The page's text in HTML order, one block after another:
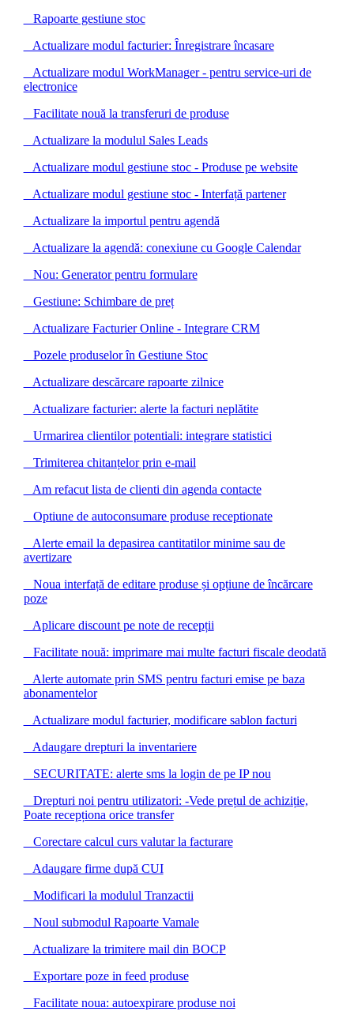
Rapoarte gestiune stoc
Actualizare modul facturier: Înregistrare încasare
Actualizare modul WorkManager - pentru service-uri de
electronice
Facilitate nouă la transferuri de produse
Actualizare la modulul Sales Leads
Actualizare modul gestiune stoc - Produse pe website
Actualizare modul gestiune stoc - Interfață partener
Actualizare la importul pentru agendă
Actualizare la agendă: conexiune cu Google Calendar
Nou: Generator pentru formulare
Gestiune: Schimbare de preț
Actualizare Facturier Online - Integrare CRM
Pozele produselor în Gestiune Stoc
Actualizare descărcare rapoarte zilnice
Actualizare facturier: alerte la facturi neplătite
Urmarirea clientilor potentiali: integrare statistici
Trimiterea chitanțelor prin e-mail
Am refacut lista de clienti din agenda contacte
Optiune de autoconsumare produse receptionate
Alerte email la depasirea cantitatilor minime sau de
avertizare
Noua interfață de editare produse și opțiune de încărcare
poze
Aplicare discount pe note de recepții
Facilitate nouă: imprimare mai multe facturi fiscale deodată
Alerte automate prin SMS pentru facturi emise pe baza
abonamentelor
Actualizare modul facturier, modificare sablon facturi
Adaugare drepturi la inventariere
SECURITATE: alerte sms la login de pe IP nou
Drepturi noi pentru utilizatori: -Vede prețul de achiziție,
Poate recepționa orice transfer
Corectare calcul curs valutar la facturare
Adaugare firme după CUI
Modificari la modulul Tranzactii
Noul submodul Rapoarte Vamale
Actualizare la trimitere mail din BOCP
Exportare poze in feed produse
Facilitate noua: autoexpirare produse noi